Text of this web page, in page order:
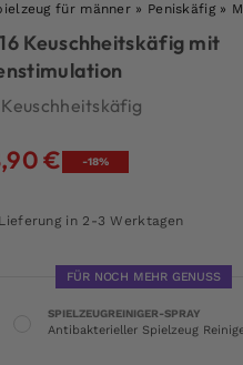
für männer » Peniskäfig»
Keuschheitskäfig mit
Keuschheitskäfig
€
€ Aktueller
48,90 €.
-18%
in 2-3 Werktagen
FÜR NOCH MEHR GENUSS
SPIELZEUGREINIGER-SPRAY
Antibakterieller Spielzeug